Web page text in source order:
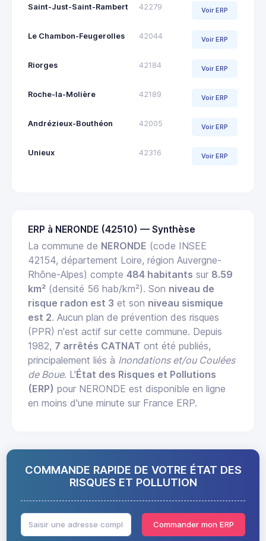
Saint-Just-Saint-Rambert 42279 Voir ERP
Le Chambon-Feugerolles 42044 Voir ERP
Riorges 42184 Voir ERP
Roche-la-Molière 42189 Voir ERP
Andrézieux-Bouthéon 42005 Voir ERP
Unieux 42316 Voir ERP
ERP à NERONDE (42510) — Synthèse
La commune de NERONDE (code INSEE
42154, département Loire, région Auvergne-
Rhône-Alpes) compte 484 habitants sur 8.59
km² (densité 56 hab/km²). Son niveau de
risque radon est 3 et son niveau sismique
est 2. Aucun plan de prévention des risques
(PPR) n'est actif sur cette commune. Depuis
1982, 7 arrêtés CATNAT ont été publiés,
principalement liés à Inondations et/ou Coulées
de Boue. L'État des Risques et Pollutions
(ERP) pour NERONDE est disponible en ligne
en moins d'une minute sur France ERP.
COMMANDE RAPIDE DE VOTRE ÉTAT DES
RISQUES ET POLLUTION
Commander mon ERP